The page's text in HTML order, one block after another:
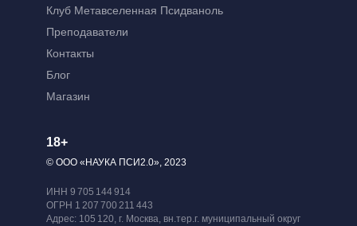
© ООО «НАУКА ПСИ2.0», 2023
Клуб Метавселенная Псидваноль
Преподаватели
Контакты
Блог
Магазин
18+
ИНН 9 705 144 914
ОГРН 1 207 700 211 443
Адрес: 105 120, г. Москва, вн.тер.г. муниципальный округ